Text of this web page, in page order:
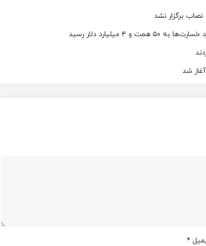
برگزار نشد
*